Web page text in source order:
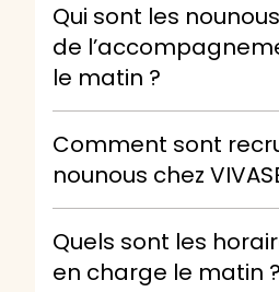
Qui sont les
de
le matin ?
Comment sont
nounous chez
Quels sont les
en charge le matin ?